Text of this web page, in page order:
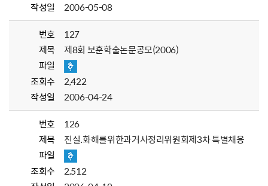
작성일
2006-05-08
번호
127
제목
제8회 보훈학술논문공모(2006)
파일
조회수
2,422
작성일
2006-04-24
번호
126
제목
진실.화해를위한과거사정리위원회제3차 특별채용
파일
조회수
2,512